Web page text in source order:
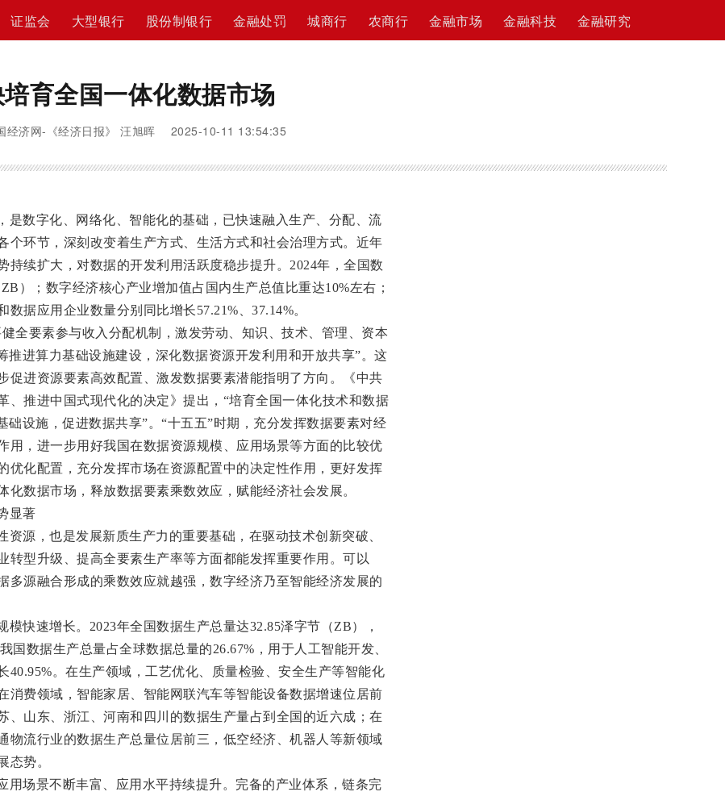
证监会 大型银行 股份制银行 金融处罚 城商行 农商行 金融市场 金融科技 金融研究
育全国一体化数据市场
经济网-《经济日报》 汪旭晖 2025-10-11 13:54:35
是数字化、网络化、智能化的基础，已快速融入生产、分配、流
个环节，深刻改变着生产方式、生活方式和社会治理方式。近年
持续扩大，对数据的开发利用活跃度稳步提升。2024年，全国数
）；数字经济核心产业增加值占国内生产总值比重达10%左右；
据应用企业数量分别同比增长57.21%、37.14%。
全要素参与收入分配机制，激发劳动、知识、技术、管理、资本
推进算力基础设施建设，深化数据资源开发利用和开放共享”。这
促进资源要素高效配置、激发数据要素潜能指明了方向。《中共
、推进中国式现代化的决定》提出，“培育全国一体化技术和数据
础设施，促进数据共享”。“十五五”时期，充分发挥数据要素对经
用，进一步用好我国在数据资源规模、应用场景等方面的比较优
优化配置，充分发挥市场在资源配置中的决定性作用，更好发挥
化数据市场，释放数据要素乘数效应，赋能经济社会发展。
显著
资源，也是发展新质生产力的重要基础，在驱动技术创新突破、
转型升级、提高全要素生产率等方面都能发挥重要作用。可以
多源融合形成的乘数效应就越强，数字经济乃至智能经济发展的
模快速增长。2023年全国数据生产总量达32.85泽字节（ZB），
国数据生产总量占全球数据总量的26.67%，用于人工智能开发、
40.95%。在生产领域，工艺优化、质量检验、安全生产等智能化
消费领域，智能家居、智能网联汽车等智能设备数据增速位居前
、山东、浙江、河南和四川的数据生产量占到全国的近六成；在
物流行业的数据生产总量位居前三，低空经济、机器人等新领域
态势。
用场景不断丰富、应用水平持续提升。完备的产业体系，链条完